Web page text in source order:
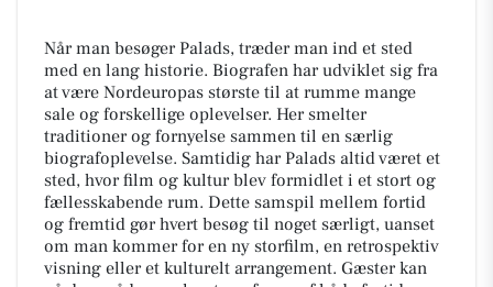
Når man besøger Palads, træder man ind et sted
med en lang historie. Biografen har udviklet sig fra
at være Nordeuropas største til at rumme mange
sale og forskellige oplevelser. Her smelter
traditioner og fornyelse sammen til en særlig
biografoplevelse. Samtidig har Palads altid været et
sted, hvor film og kultur blev formidlet i et stort og
fællesskabende rum. Dette samspil mellem fortid
og fremtid gør hvert besøg til noget særligt, uanset
om man kommer for en ny storfilm, en retrospektiv
visning eller et kulturelt arrangement. Gæster kan